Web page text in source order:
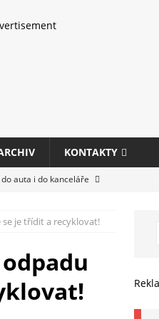
KONTAKTY
auta i do kanceláře
pro hráče,
imageFORCE s modely
je třídit a recyklovat!